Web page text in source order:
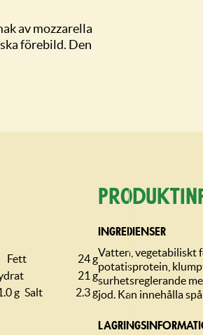
av mozzarella
förebild. Den
Fett
24 g
21 g
g Salt 2.3 g
INGREDIENSER
Vatten, vegetabiliskt
potatisprotein,
surhetsreglerande
jod. Kan innehålla